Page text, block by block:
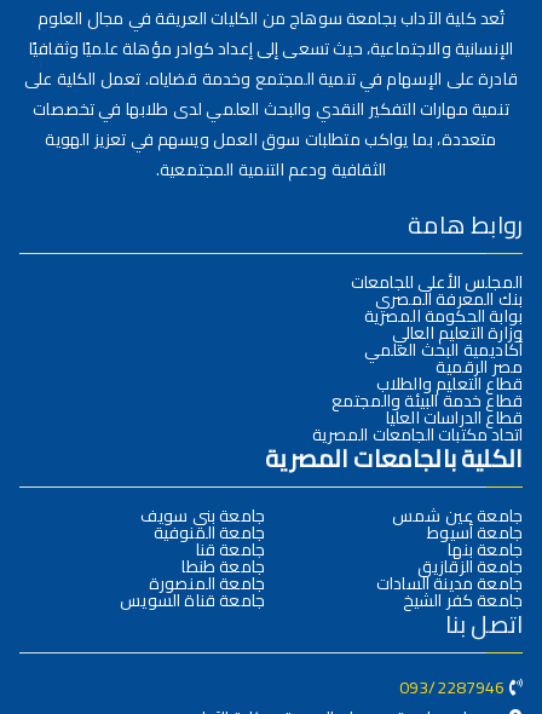
تُعد كلية الآداب بجامعة سوهاج من الكليات العريقة في مجال العلوم
الإنسانية والاجتماعية، حيث تسعى إلى إعداد كوادر مؤهلة علميًا وثقافيًا
قادرة على الإسهام في تنمية المجتمع وخدمة قضاياه. تعمل الكلية على
تنمية مهارات التفكير النقدي والبحث العلمي لدى طلابها في تخصصات
متعددة، بما يواكب متطلبات سوق العمل ويسهم في تعزيز الهوية
الثقافية ودعم التنمية المجتمعية.
روابط هامة
المجلس الأعلى للجامعات
بنك المعرفة المصري
بوابة الحكومة المصرية
وزارة التعليم العالي
أكاديمية البحث العلمي
مصر الرقمية
قطاع التعليم والطلاب
قطاع خدمة البيئة والمجتمع
قطاع الدراسات العليا
اتحاد مكتبات الجامعات المصرية
الكلية بالجامعات المصرية
جامعة عين شمس
جامعة أسيوط
جامعة بنها
جامعة الزقازيق
جامعة مدينة السادات
جامعة كفر الشيخ
جامعة بني سويف
جامعة المنوفية
جامعة قنا
جامعة طنطا
جامعة المنصورة
جامعة قناة السويس
اتصل بنا
093/2287946